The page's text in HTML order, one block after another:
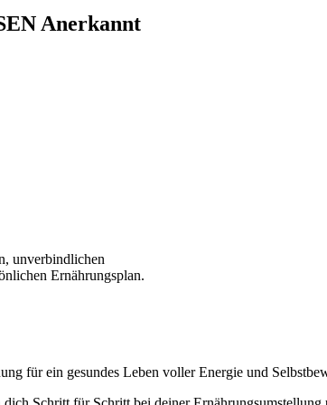
Anerkannt
unverbindlichen
Ernährungsplan.
für ein gesundes Leben voller Energie und